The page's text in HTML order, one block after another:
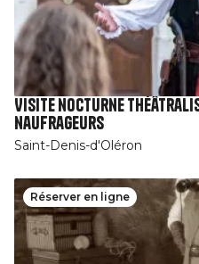
Visite nocturne
naufrageurs
Saint-Denis-d'Oléron
Réserver en ligne